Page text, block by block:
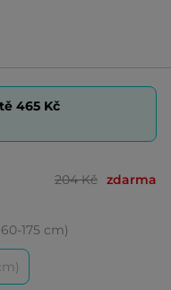
465 Kč
204 Kč zdarma
175 cm)